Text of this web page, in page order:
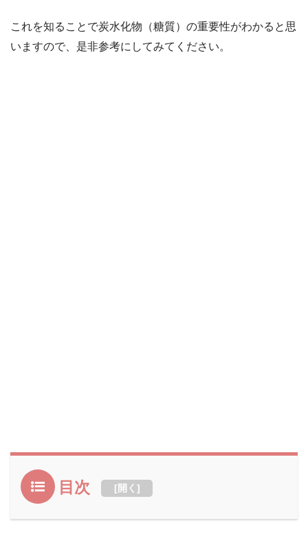
これを知ることで炭水化物（糖質）の重要性がわかると思
いますので、是非参考にしてみてください。
目次 [開く ]